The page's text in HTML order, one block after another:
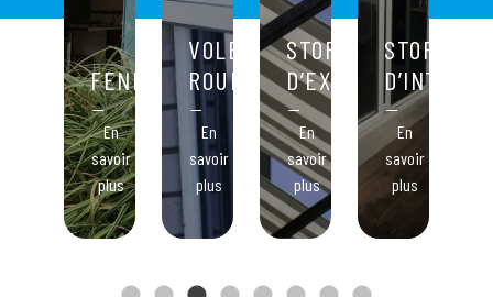
FENÊTRES
En
savoir
plus
VOLETS
ROULANTS
En
savoir
plus
STORES
D’EXTÉRIEUR
En
savoir
plus
STORES
En
savoir
plus